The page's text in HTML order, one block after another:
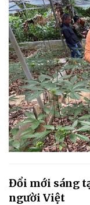
Đổi mới sáng
người Việt